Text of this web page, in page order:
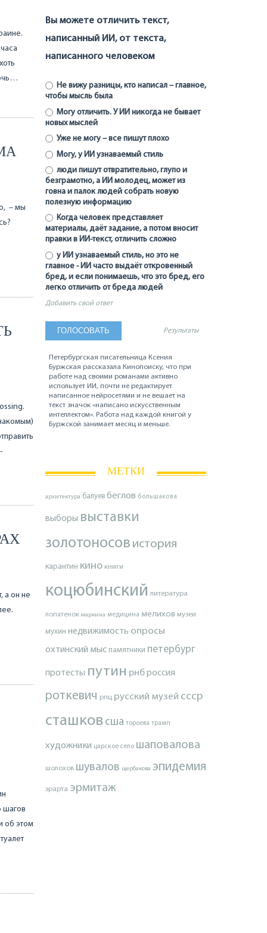
– мы
а он не
шагов
об этом
Вы можете отличить текст,
написанный ИИ, от текста,
написанного человеком
Не вижу разницы, кто написал – главное,
чтобы мысль была
Могу отличить. У ИИ никогда не бывает
новых мыслей
Уже не могу – все пишут плохо
Могу, у ИИ узнаваемый стиль
люди пишут отвратительно, глупо и
безграмотно, а ИИ молодец, может из
говна и палок людей собрать новую
полезную информацию
Когда человек представляет
материалы, даёт задание, а потом вносит
правки в ИИ-текст, отличить сложно
у ИИ узнаваемый стиль, но это не
главное - ИИ часто выдаёт откровенный
бред, и если понимаешь, что это бред, его
легко отличить от бреда людей
Добавить свой ответ
Результаты
Петербургская писательница Ксения
Буржская рассказала Кинопоиску, что при
работе над своими романами активно
использует ИИ, почти не редактирует
написанное нейросетями и не вешает на
текст значок «написано искусственным
интеллектом». Работа над каждой книгой у
Буржской занимает месяц и меньше.
МЕТКИ
архитектура балуев беглов большакова
выборы выставки
золотоносов история
карантин кино книги
коцюбинский литература
лопатенок маркина медицина мелихов музеи
мухин недвижимость опросы
охтинский мыс памятники петербург
протесты путин рнброссия
роткевич рпц русский музей ссср
сташков сша тороева трамп
художники царское село шаповалова
шолохов шувалов щербакова эпидемия
эрарта эрмитаж